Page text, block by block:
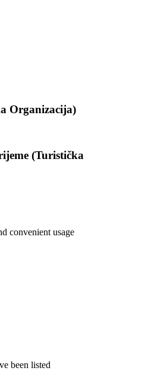
Organizacija)
(Turistička
convenient usage
been listed